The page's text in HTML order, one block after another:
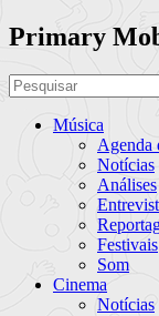
Primary
Música
Agenda
Notícias
Análises
Festivais
Som
Cinema
Notícias